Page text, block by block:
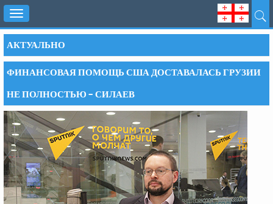
Toggle
navigation
АКТУАЛЬНО
ФИНАНСОВАЯ ПОМОЩЬ США ДОСТАВАЛАСЬ ГРУЗИИ
НЕ ПОЛНОСТЬЮ – СИЛАЕВ